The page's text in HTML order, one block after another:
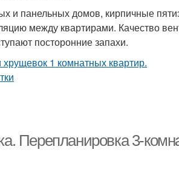
и панельных домов, кирпичные
между квартирами. Качество
посторонние запахи.
Перепланировка 3-